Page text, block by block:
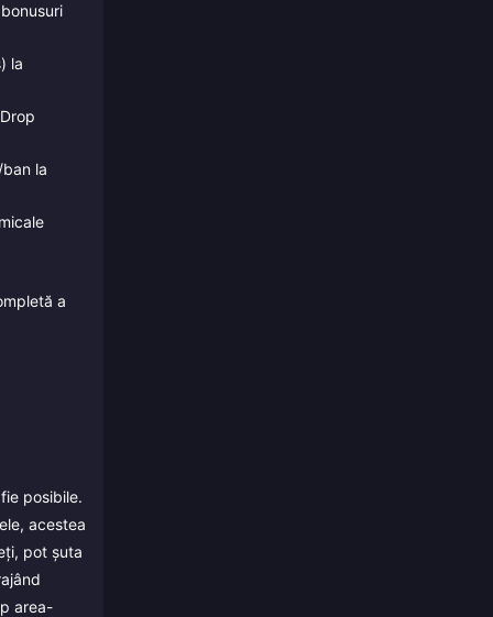
la
la
a
posibile.
acestea
pot șuta
area-